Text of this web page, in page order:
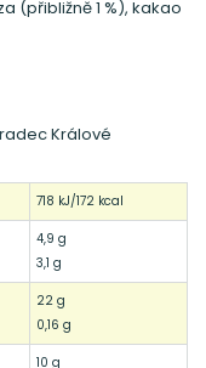
(přibližně 1 %), kakao
Králové
718 kJ/172 kcal
4,9 g
3,1 g
22 g
0,16 g
10 g